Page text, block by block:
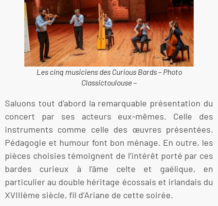
Les cinq musiciens des Curious Bards– Photo
Classictoulouse –
Saluons tout d’abord la remarquable présentation du
concert par ses acteurs eux-mêmes. Celle des
instruments comme celle des œuvres présentées.
Pédagogie et humour font bon ménage. En outre, les
pièces choisies témoignent de l’intérêt porté par ces
bardes curieux à l’âme celte et gaélique, en
particulier au double héritage écossais et irlandais du
XVIIIème siècle, fil d’Ariane de cette soirée.